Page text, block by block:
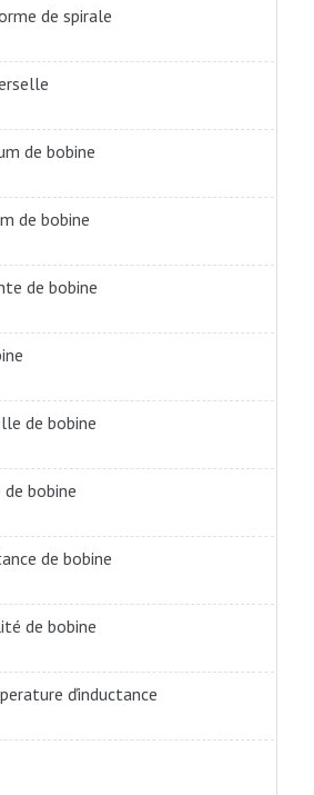
de spirale
de bobine
de bobine
de bobine
de bobine
bobine
de bobine
de bobine
ďinductance